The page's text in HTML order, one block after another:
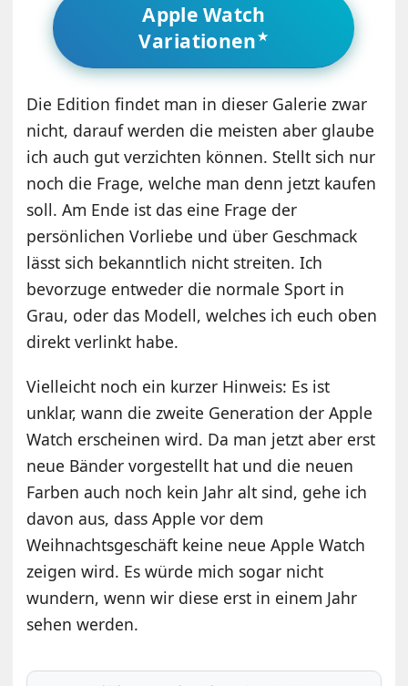
Apple Watch
Variationen
Die Edition findet man in dieser Galerie zwar
nicht, darauf werden die meisten aber glaube
ich auch gut verzichten können. Stellt sich nur
noch die Frage, welche man denn jetzt kaufen
soll. Am Ende ist das eine Frage der
persönlichen Vorliebe und über Geschmack
lässt sich bekanntlich nicht streiten. Ich
bevorzuge entweder die normale Sport in
Grau, oder das Modell, welches ich euch oben
direkt verlinkt habe.
Vielleicht noch ein kurzer Hinweis: Es ist
unklar, wann die zweite Generation der Apple
Watch erscheinen wird. Da man jetzt aber erst
neue Bänder vorgestellt hat und die neuen
Farben auch noch kein Jahr alt sind, gehe ich
davon aus, dass Apple vor dem
Weihnachtsgeschäft keine neue Apple Watch
zeigen wird. Es würde mich sogar nicht
wundern, wenn wir diese erst in einem Jahr
sehen werden.